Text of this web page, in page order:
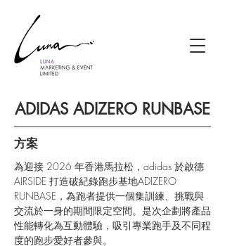
ADIDAS ADIZERO RUNBASE
方案
為迎接 2026 年香港馬拉松，adidas 於啟德
AIRSIDE 打造破紀錄跑步基地ADIZERO
RUNBASE，為跑者提供一個集訓練、挑戰與
交流於一身的期間限定空間。是次企劃將產品
性能轉化為互動體驗，吸引專業跑手及不同程
度的跑步愛好者參與。